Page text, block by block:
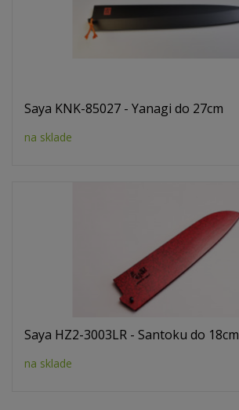
Saya KNK-85027 - Yanagi do 27cm
na sklade
Saya HZ2-3003LR - Santoku do 18cm
na sklade